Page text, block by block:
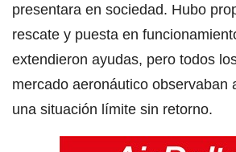
presentara en sociedad. Hubo
rescate y puesta en
extendieron ayudas, pero todos
mercado aeronáutico observaban
una situación límite sin retorno.